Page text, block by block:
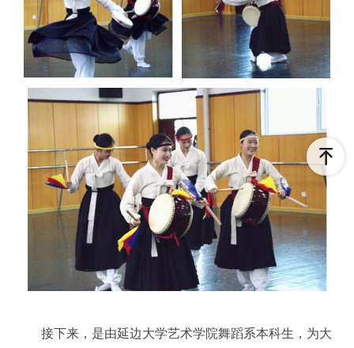
接下来，是由延边大学艺术学院舞蹈系本科生，为大